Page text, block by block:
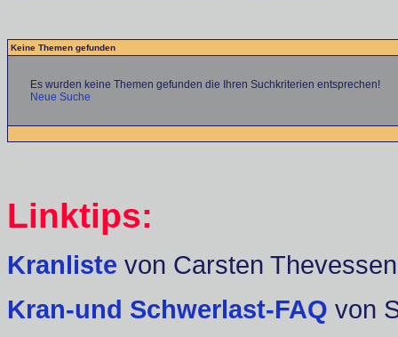
Keine Themen gefunden
Es wurden keine Themen gefunden die Ihren Suchkriterien entsprechen!
Neue Suche
Linktips:
Kranliste von Carsten Thevessen
Kran-und Schwerlast-FAQ von